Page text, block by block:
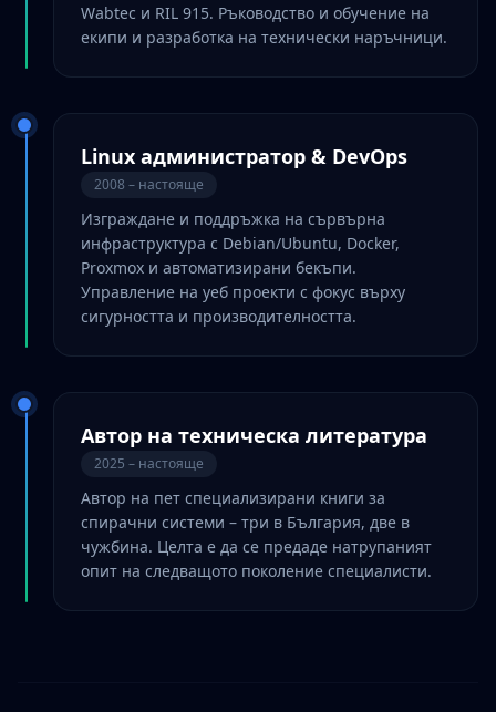
Wabtec и RIL 915. Ръководство и обучение на
екипи и разработка на технически наръчници.
Linux администратор & DevOps
2008 – настояще
Изграждане и поддръжка на сървърна
инфраструктура с Debian/Ubuntu, Docker,
Proxmox и автоматизирани бекъпи.
Управление на уеб проекти с фокус върху
сигурността и производителността.
Автор на техническа литература
2025 – настояще
Автор на пет специализирани книги за
спирачни системи – три в България, две в
чужбина. Целта е да се предаде натрупаният
опит на следващото поколение специалисти.